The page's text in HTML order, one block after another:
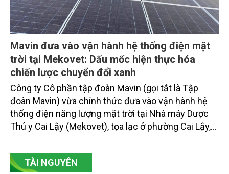
Mavin đưa vào vận hành hệ thống điện mặt
trời tại Mekovet: Dấu mốc hiện thực hóa
chiến lược chuyển đổi xanh
Công ty Cô phần tập đoàn Mavin (gọi tắt là Tập
đoàn Mavin) vừa chính thức đưa vào vận hành hệ
thống điện năng lượng mặt trời tại Nhà máy Dược
Thú y Cai Lậy (Mekovet), tọa lạc ở phường Cai Lậy,
TÀI NGUYÊN